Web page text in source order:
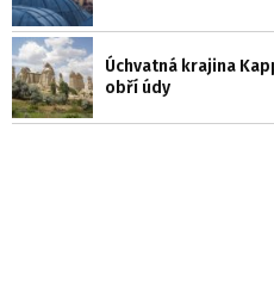
Úchvatná krajina
obří údy